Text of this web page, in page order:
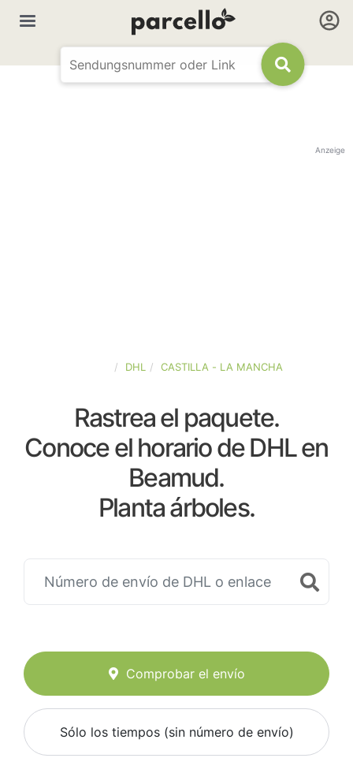
Anzeige
DHL CASTILLA - LA MANCHA
Rastrea el paquete.
Conoce el horario de DHL en
Beamud.
Planta árboles.
Comprobar el envío
Sólo los tiempos (sin número de envío)